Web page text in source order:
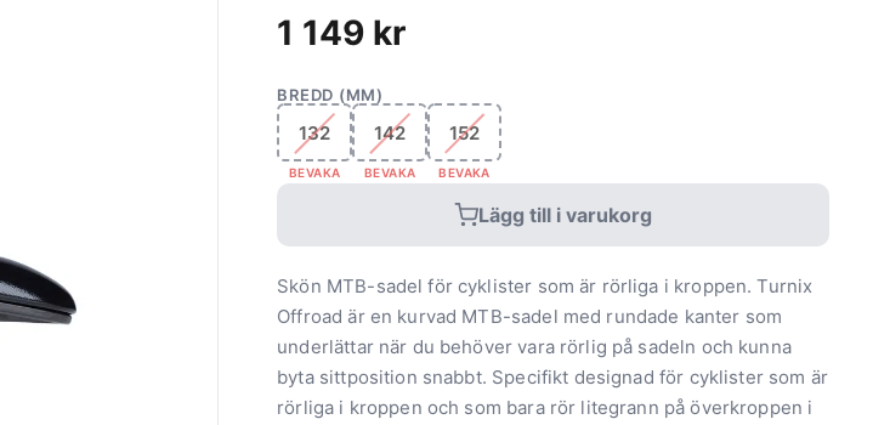
1 149 kr
BREDD (MM)
132
BEVAKA
142
BEVAKA
152
BEVAKA
Lägg till i varukorg
Skön MTB-sadel för cyklister som är rörliga i kroppen. Turnix
Offroad är en kurvad MTB-sadel med rundade kanter som
underlättar när du behöver vara rörlig på sadeln och kunna
byta sittposition snabbt. Specifikt designad för cyklister som är
rörliga i kroppen och som bara rör litegrann på överkroppen i